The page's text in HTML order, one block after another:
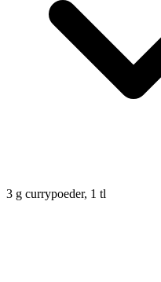
3 g currypoeder, 1 tl